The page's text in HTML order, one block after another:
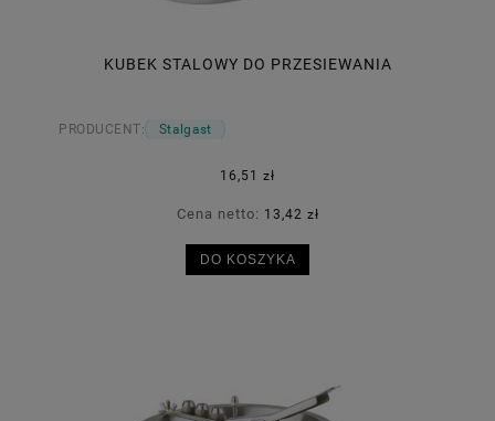
KUBEK STALOWY DO PRZESIEWANIA
PRODUCENT: Stalgast
16,51 zł
Cena netto: 13,42 zł
DO KOSZYKA